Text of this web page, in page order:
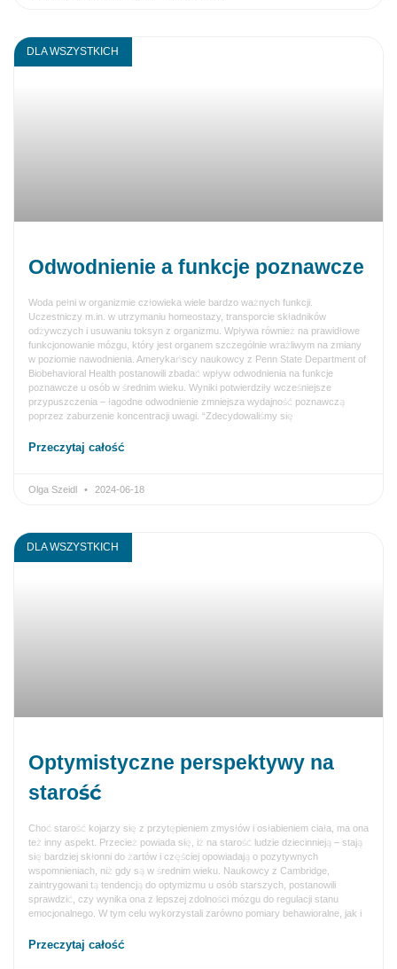
DLA WSZYSTKICH
Odwodnienie a funkcje poznawcze
Woda pełni w organizmie człowieka wiele bardzo ważnych funkcji.
Uczestniczy m.in. w utrzymaniu homeostazy, transporcie składników
odżywczych i usuwaniu toksyn z organizmu. Wpływa również na prawidłowe
funkcjonowanie mózgu, który jest organem szczególnie wrażliwym na zmiany
w poziomie nawodnienia. Amerykańscy naukowcy z Penn State Department of
Biobehavioral Health postanowili zbadać wpływ odwodnienia na funkcje
poznawcze u osób w średnim wieku. Wyniki potwierdziły wcześniejsze
przypuszczenia – łagodne odwodnienie zmniejsza wydajność poznawczą
poprzez zaburzenie koncentracji uwagi. “Zdecydowaliśmy się
Przeczytaj całość
Olga Szeidl 2024-06-18
DLA WSZYSTKICH
Optymistyczne perspektywy na
starość
Choć starość kojarzy się z przytępieniem zmysłów i osłabieniem ciała, ma ona
też inny aspekt. Przecież powiada się, iż na starość ludzie dziecinnieją – stają
się bardziej skłonni do żartów i częściej opowiadają o pozytywnych
wspomnieniach, niż gdy są w średnim wieku. Naukowcy z Cambridge,
zaintrygowani tą tendencją do optymizmu u osób starszych, postanowili
sprawdzić, czy wynika ona z lepszej zdolności mózgu do regulacji stanu
emocjonalnego. W tym celu wykorzystali zarówno pomiary behawioralne, jak i
Przeczytaj całość